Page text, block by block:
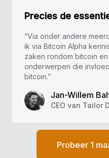
Precies de
“Via onder andere
ik via Bitcoin Alpha
zaken rondom bitcoin
onderwerpen die
bitcoin.”
Jan-Willem
CEO van Tailor
Probeer 1